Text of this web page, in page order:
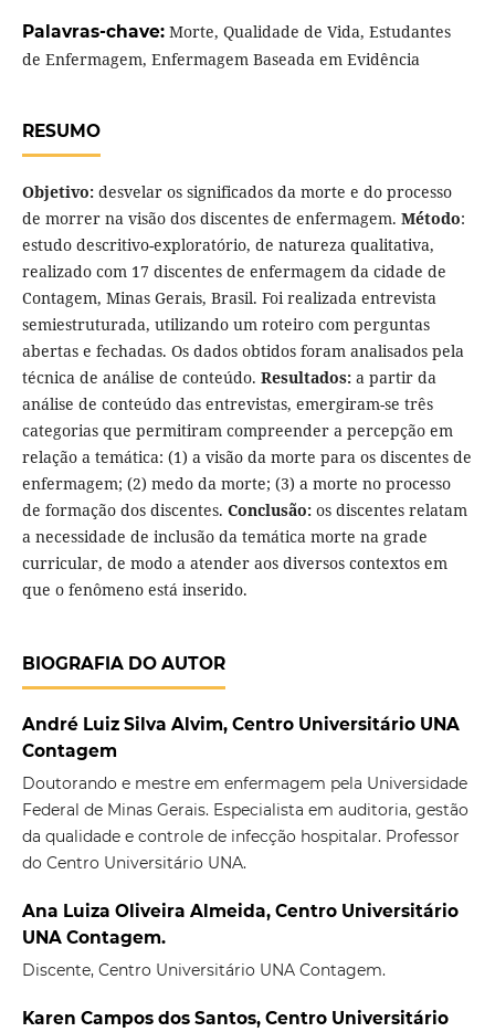
Palavras-chave: Morte, Qualidade de Vida, Estudantes
de Enfermagem, Enfermagem Baseada em Evidência
RESUMO
Objetivo: desvelar os significados da morte e do processo
de morrer na visão dos discentes de enfermagem. Método:
estudo descritivo-exploratório, de natureza qualitativa,
realizado com 17 discentes de enfermagem da cidade de
Contagem, Minas Gerais, Brasil. Foi realizada entrevista
semiestruturada, utilizando um roteiro com perguntas
abertas e fechadas. Os dados obtidos foram analisados pela
técnica de análise de conteúdo. Resultados: a partir da
análise de conteúdo das entrevistas, emergiram-se três
categorias que permitiram compreender a percepção em
relação a temática: (1) a visão da morte para os discentes de
enfermagem; (2) medo da morte; (3) a morte no processo
de formação dos discentes. Conclusão:os discentes relatam
a necessidade de inclusão da temática morte na grade
curricular, de modo a atender aos diversos contextos em
que o fenômeno está inserido.
BIOGRAFIA DO AUTOR
André Luiz Silva Alvim, Centro Universitário UNA
Contagem
Doutorando e mestre em enfermagem pela Universidade
Federal de Minas Gerais. Especialista em auditoria, gestão
da qualidade e controle de infecção hospitalar. Professor
do Centro Universitário UNA.
Ana Luiza Oliveira Almeida, Centro Universitário
UNA Contagem.
Discente, Centro Universitário UNA Contagem.
Karen Campos dos Santos, Centro Universitário